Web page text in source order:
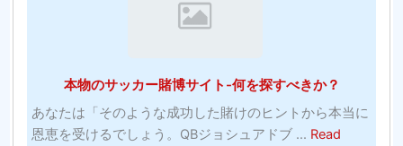
本物のサッカー賭博サイト-何を探すべきか？
あなたは「そのような成功した賭けのヒントから本当に
恩恵を受けるでしょう。QBジョシュアドブ ... Read